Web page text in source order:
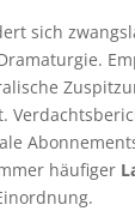
sich
häufiger